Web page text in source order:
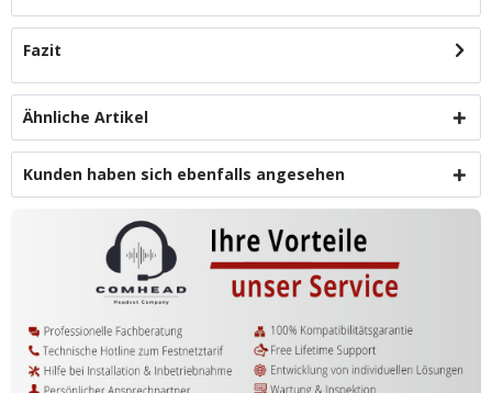
Fazit
Ähnliche Artikel
Kunden haben sich ebenfalls angesehen